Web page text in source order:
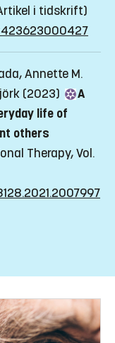
i tidskrift)
Annette M.
(2023)
A
life of
others
Therapy, Vol.